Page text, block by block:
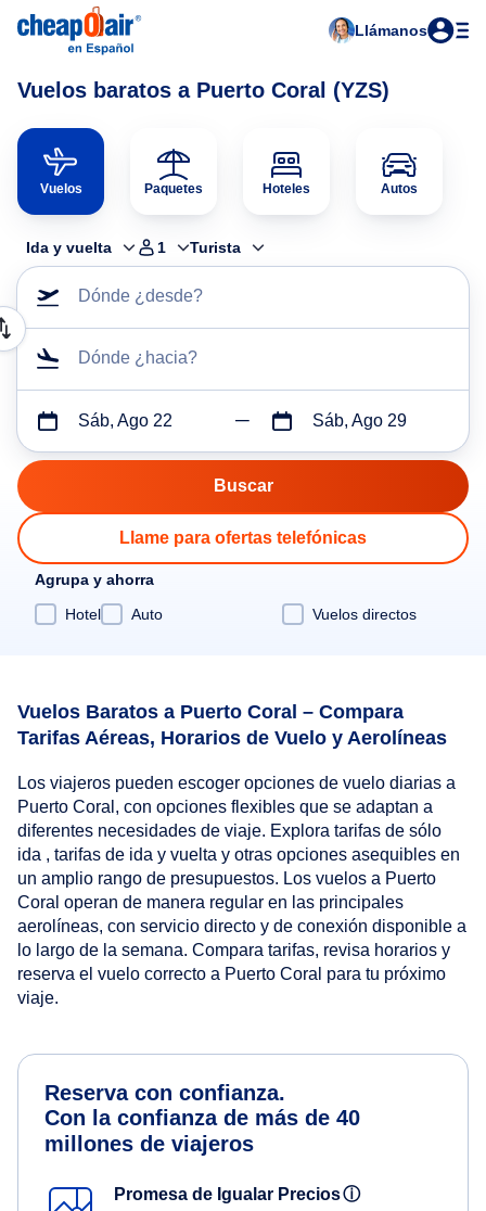
Llámanos
Vuelos baratos a Puerto Coral (YZS)
Vuelos Paquetes Hoteles Autos
Ida y vuelta 1 Turista
Dónde ¿desde?
Dónde ¿hacia?
Sáb, Ago 22 Sáb, Ago 29
Llame para ofertas telefónicas
Agrupa y ahorra
Hotel
Auto Vuelos directos
Vuelos Baratos a Puerto Coral – Compara
Tarifas Aéreas, Horarios de Vuelo y Aerolíneas
Los viajeros pueden escoger opciones de vuelo diarias a
Puerto Coral, con opciones flexibles que se adaptan a
diferentes necesidades de viaje. Explora tarifas de sólo
ida , tarifas de ida y vuelta y otras opciones asequibles en
un amplio rango de presupuestos. Los vuelos a Puerto
Coral operan de manera regular en las principales
aerolíneas, con servicio directo y de conexión disponible a
lo largo de la semana. Compara tarifas, revisa horarios y
reserva el vuelo correcto a Puerto Coral para tu próximo
viaje.
Reserva con confianza.
Con la confianza de más de 40
millones de viajeros
Promesa de Igualar Preciosⓘ